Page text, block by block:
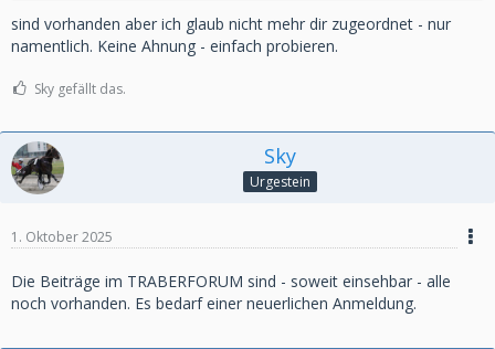
sind vorhanden aber ich glaub nicht mehr dir zugeordnet - nur
namentlich. Keine Ahnung - einfach probieren.
Sky gefällt das.
Sky
Urgestein
1. Oktober 2025
Die Beiträge im TRABERFORUM sind - soweit einsehbar - alle
noch vorhanden. Es bedarf einer neuerlichen Anmeldung.